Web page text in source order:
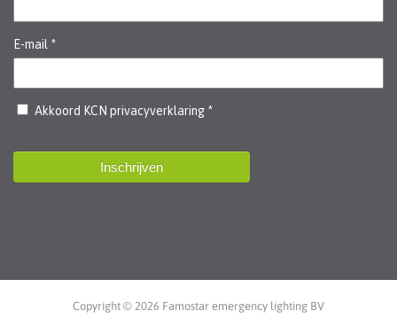
Copyright © 2026 Famostar emergency lighting BV